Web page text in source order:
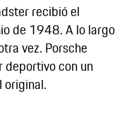
recibió el
de 1948. A lo largo
vez. Porsche
deportivo con un
original.